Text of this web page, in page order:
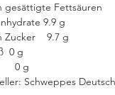
gesättigte
9.9 g
Zucker 9.7 g
0 g
0 g
Schweppes